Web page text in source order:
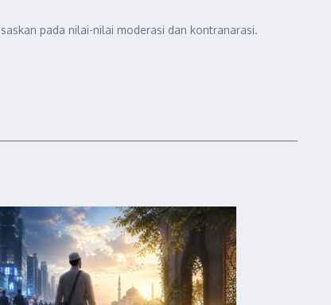
pada nilai-nilai moderasi dan kontranarasi.